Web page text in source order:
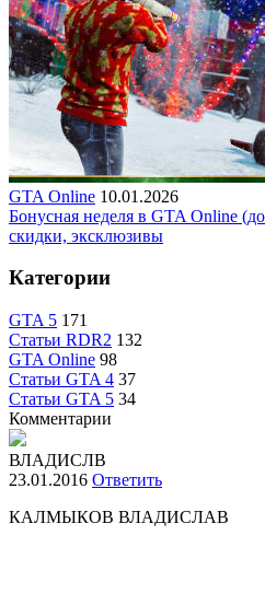
GTA Online 10.01.2026
Бонусная неделя в GTA Online
скидки, эксклюзивы
Категории
GTA 5 171
Статьи RDR2 132
GTA Online 98
Статьи GTA 4 37
Статьи GTA 5 34
Комментарии
ВЛАДИСЛВ
23.01.2016 Ответить
КАЛМЫКОВ ВЛАДИСЛАВ